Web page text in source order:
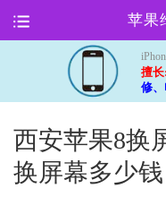
苹果
擅长:
修
西安苹果8换
换屏幕多少钱